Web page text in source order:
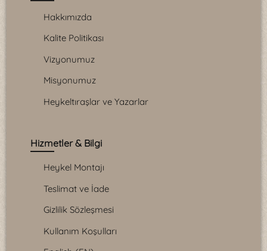
Hakkımızda
Kalite Politikası
Vizyonumuz
Misyonumuz
Heykeltıraşlar ve Yazarlar
Hizmetler & Bilgi
Heykel Montajı
Teslimat ve İade
Gizlilik Sözleşmesi
Kullanım Koşulları